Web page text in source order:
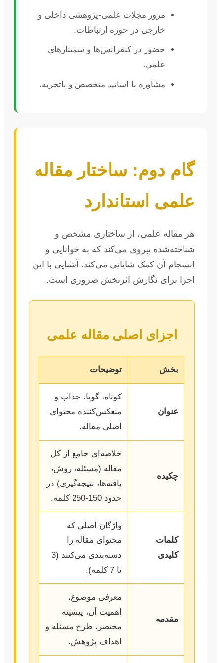
مرور مجلات علمی-پژوهشی داخلی و
خارجی در حوزه ارتباطات.
حضور در کنفرانس‌ها و سمینارهای
علمی.
مشاوره با اساتید متخصص و باتجربه.
گام دوم: ساختار مقاله
علمی استاندارد
هر مقاله علمی، از ساختاری مشخص و
شناخته‌شده پیروی می‌کند که به خوانایی و
انسجام آن کمک شایانی می‌کند. آشنایی با این
اجزا برای نگارش اثربخش ضروری است.
اجزای اصلی مقاله علمی
بخش توضیحات
عنوان
کوتاه، گویا، جذاب و
منعکس‌کننده محتوای
اصلی مقاله.
چکیده
خلاصه‌ای جامع از کل
مقاله (مسئله، روش،
یافته‌ها، نتیجه‌گیری) در
حدود 150-250 کلمه.
کلمات
کلیدی
واژگان اصلی که
محتوای مقاله را
دسته‌بندی می‌کنند (3
تا 7 کلمه).
مقدمه
معرفی موضوع،
اهمیت آن، پیشینه
مختصر، طرح مسئله و
اهداف پژوهش.